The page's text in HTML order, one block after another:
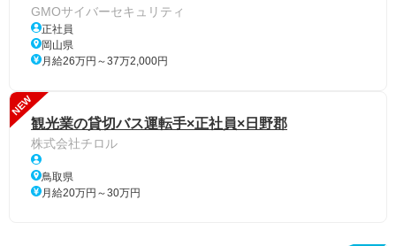
GMOサイバーセキュリティ
正社員
岡山県
月給26万円～37万2,000円
NEW
観光業の貸切バス運転手×正社員×日野郡
株式会社チロル
鳥取県
月給20万円～30万円